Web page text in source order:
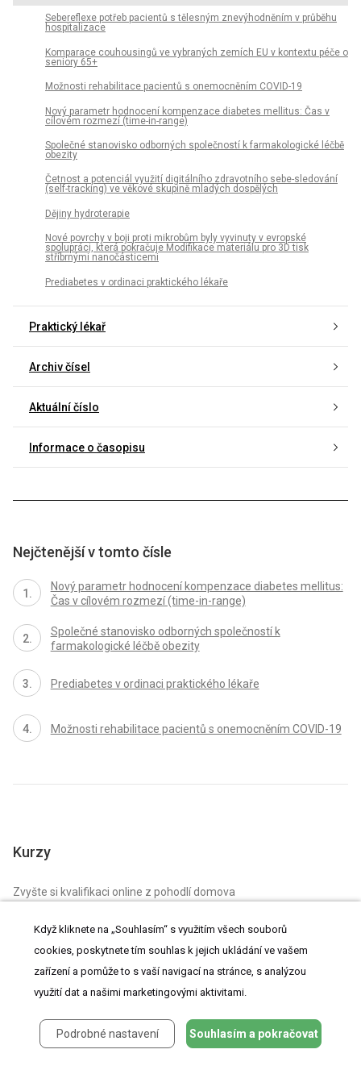
Sebereflexe potřeb pacientů s tělesným znevýhodněním v průběhu
hospitalizace
Komparace couhousingů ve vybraných zemích EU v kontextu péče o
seniory 65+
Možnosti rehabilitace pacientů s onemocněním COVID-19
Nový parametr hodnocení kompenzace diabetes mellitus: Čas v
cílovém rozmezí (time-in-range)
Společné stanovisko odborných společností k farmakologické léčbě
obezity
Četnost a potenciál využití digitálního zdravotního sebe-sledování
(self-tracking) ve věkové skupině mladých dospělých
Dějiny hydroterapie
Nové povrchy v boji proti mikrobům byly vyvinuty v evropské
spolupráci, která pokračuje Modifikace materiálu pro 3D tisk
stříbrnými nanočásticemi
Prediabetes v ordinaci praktického lékaře
Praktický lékař
Archiv čísel
Aktuální číslo
Informace o časopisu
Nejčtenější v tomto čísle
Nový parametr hodnocení kompenzace diabetes mellitus:
Čas v cílovém rozmezí (time-in-range)
Společné stanovisko odborných společností k
farmakologické léčbě obezity
Prediabetes v ordinaci praktického lékaře
Možnosti rehabilitace pacientů s onemocněním COVID-19
Kurzy
Zvyšte si kvalifikaci online z pohodlí domova
Mazová zátka a její řešení NOVÝ KURZ
Svět praktické medicíny 2/2026 (znalostní test z
Když kliknete na „Souhlasím“ s využitím všech souborů
cookies, poskytnete tím souhlas k jejich ukládání ve vašem
zařízení a pomůže to s vaší navigací na stránce, s analýzou
využití dat a našimi marketingovými aktivitami.
Podrobné nastavení Souhlasím a pokračovat